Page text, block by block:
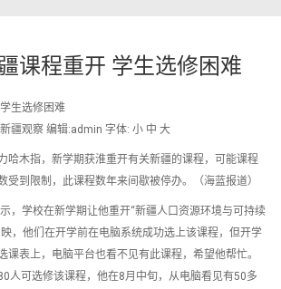
课程重开 学生选修困难
生选修困难
疆观察 编辑:admin 字体: 小 中 大
哈木指，新学期获淮重开有关新疆的课程，可能课程
受到限制，此课程数年来间歇被停办。（海蓝报道）
，学校在新学期让他重开“新疆人口资源环境与可持续
，他们在开学前在电脑系统成功选上该课程，但开学
课表上，电脑平台也看不见有此课程，希望他帮忙。
人可选修该课程，他在8月中旬，从电脑看见有50多